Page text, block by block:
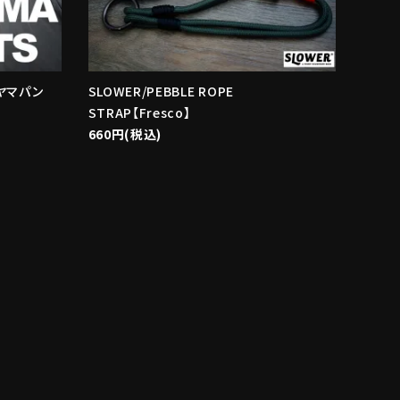
マパン
SLOWER/PEBBLE ROPE
STRAP【Fresco】
660円(税込)